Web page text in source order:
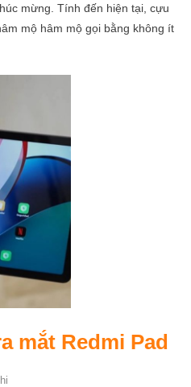
mừng. Tính đến hiện tại, cựu
mộ hâm mộ gọi bằng không ít
mắt Redmi Pad